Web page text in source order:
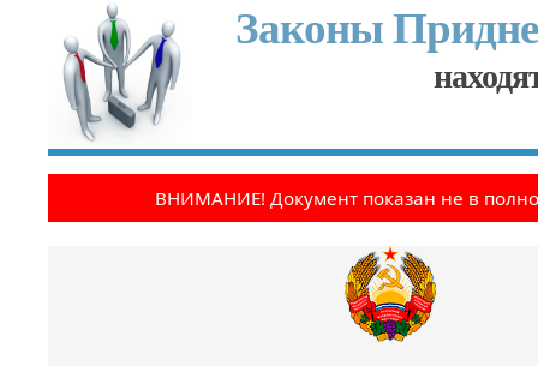
Законы
ВНИМАНИЕ! Документ показан не в